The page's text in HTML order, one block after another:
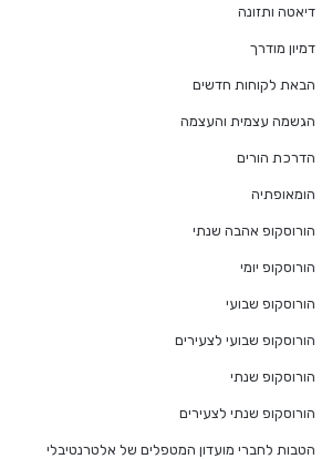
דיאטה ותזונה
דמיון מודרך
הבאת לקוחות חדשים
הגשמה עצמית והעצמה
הדרכת הורים
הומאופתיה
הורוסקופ אהבה שנתי
הורוסקופ יומי
הורוסקופ שבועי
הורוסקופ שבועי לצעירים
הורוסקופ שנתי
הורוסקופ שנתי לצעירים
הטבות לחברי מועדון המטפלים של אלטרנטיבלי